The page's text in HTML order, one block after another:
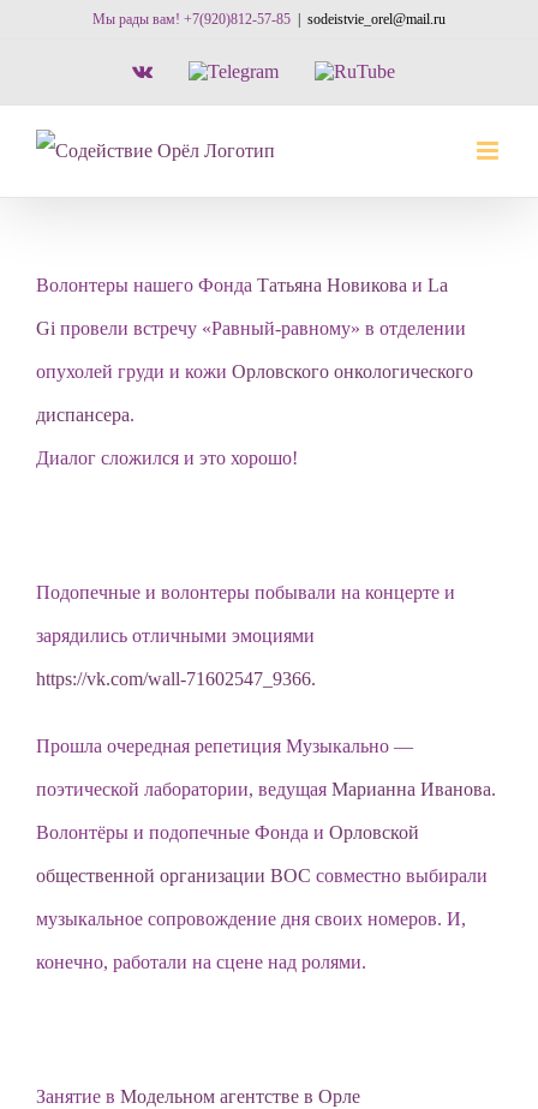
content
Мы рады вам! +7(920)812-57-85 sodeistvie_orel@mail.ru
Vk Telegram RuTube
Волонтеры нашего Фонда Татьяна Новикова и La
Gi провели встречу «Равный-равному» в отделении
опухолей груди и кожи Орловского онкологического
диспансера.
Диалог сложился и это хорошо!
Подопечные и волонтеры побывали на концерте и
зарядились отличными эмоциями
https://vk.com/wall-71602547_9366.
Прошла очередная репетиция Музыкально —
поэтической лаборатории, ведущая Марианна Иванова.
Волонтёры и подопечные Фонда и Орловской
общественной организации ВОС совместно выбирали
музыкальное сопровождение дня своих номеров. И,
конечно, работали на сцене над ролями.
Занятие в Модельном агентстве в Орле